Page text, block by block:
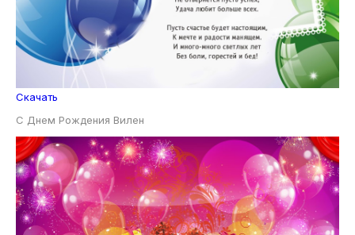
Скачать
С Днем Рождения Вилен